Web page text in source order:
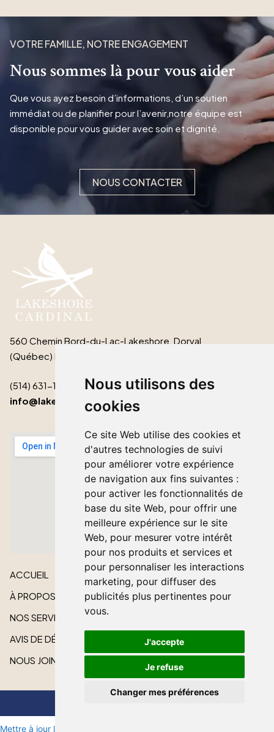
Nous utilisons des
cookies
Ce site Web utilise des cookies et
d'autres technologies de suivi
pour améliorer votre expérience
de navigation aux fins suivantes :
pour activer les fonctionnalités de
base du site Web, pour offrir une
meilleure expérience sur le site
Web, pour mesurer votre intérêt
pour nos produits et services et
pour personnaliser les interactions
marketing, pour diffuser des
publicités plus pertinentes pour
vous.
J'accepte
Je refuse
Changer mes préférences
VOTRE FAMILLE, NOTRE ENGAGEMENT
Nous sommes là pour vous aider
Que vous ayez besoin d’informations, d’un soutien
immédiat ou de planifier pour l’avenir,notre équipe est
disponible pour vous guider avec soin et dignité.
NOUS CONTACTER
560 Chemin Bord-du-Lac-Lakeshore, Dorval
(Québec) H9S 2B3
(514) 631-1511
info@lakeshorecardinal.ca
ACCUEIL
À PROPOS
NOS SERVICES
AVIS DE DÉCÈS
NOUS JOINDRE
Mettre à jour les préférences de cookies